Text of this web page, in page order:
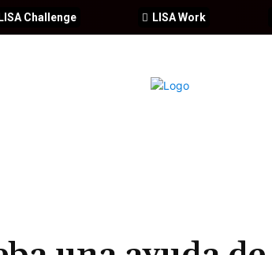
LISA Work
LISA Challenge